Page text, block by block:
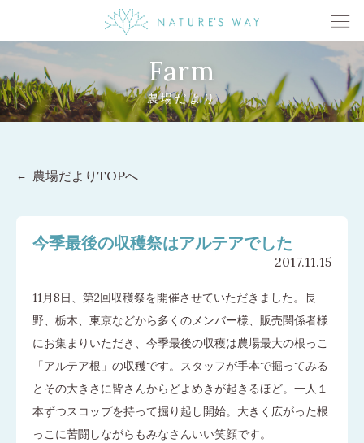
Farm
農場だより
農場だよりTOPへ
今季最後の収穫祭はアルテアでした
2017.11.15
11月8日、第2回収穫祭を開催させていただきました。長
野、栃木、東京などから多くのメンバー様、販売関係者様
にお集まりいただき、今季最後の収穫は農場最大の根っこ
「アルテア根」の収穫です。スタッフが手本で掘ってみる
とその大きさに皆さんからどよめきが起きるほど。一人１
本ずつスコップを持って掘り起し開始。大きく広がった根
っこに苦闘しながらもみなさんいい笑顔です。